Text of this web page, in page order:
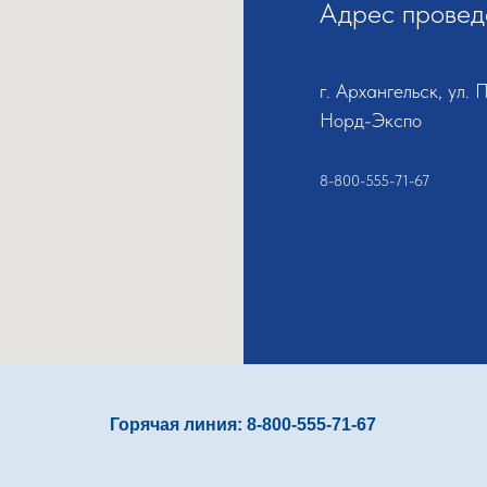
Адрес
г. Архангельск,
Норд-Экспо
8-800-555-71-67
Горячая линия: 8-800-555-71-67